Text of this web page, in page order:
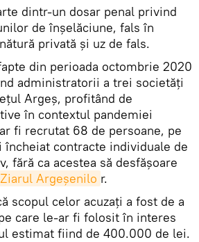
dintr-un dosar penal privind
de înșelăciune, fals în
privată și uz de fals.
din perioada octombrie 2020
administratorii a trei societăți
Argeș, profitând de
în contextul pandemiei
fi recrutat 68 de persoane, pe
încheiat contracte individuale de
fără ca acestea să desfășoare
Ziarul Argeșenilo r.
scopul celor acuzați a fost de a
care le-ar fi folosit în interes
estimat fiind de 400.000 de lei.